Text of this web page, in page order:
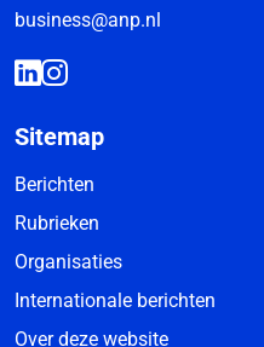
business@anp.nl
Sitemap
Berichten
Rubrieken
Organisaties
Internationale berichten
Over deze website